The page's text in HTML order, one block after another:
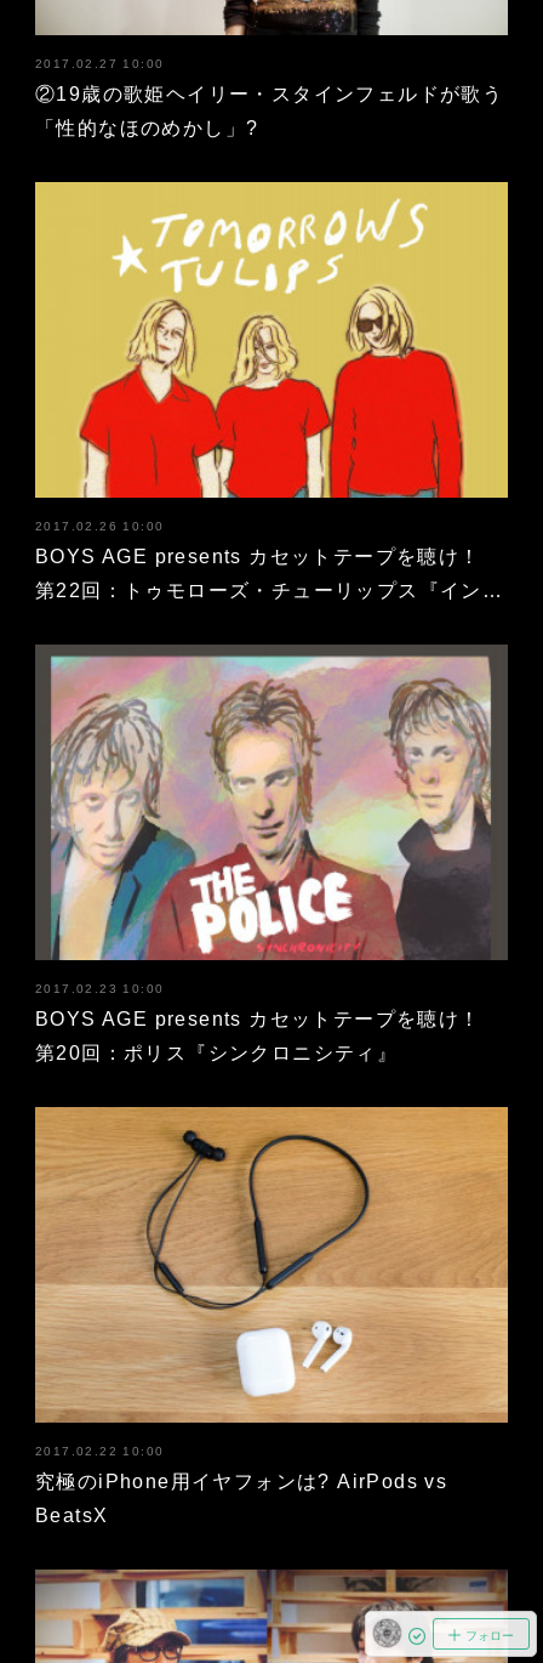
2017.02.27 10:00
②19歳の歌姫ヘイリー・スタインフェルドが歌う
「性的なほのめかし」?
2017.02.26 10:00
BOYS AGE presents カセットテープを聴け！
第22回：トゥモローズ・チューリップス『イン…
2017.02.23 10:00
BOYS AGE presents カセットテープを聴け！
第20回：ポリス『シンクロニシティ』
2017.02.22 10:00
究極のiPhone用イヤフォンは? AirPods vs
BeatsX
フォロー